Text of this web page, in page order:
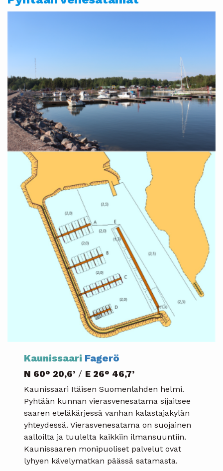
Kaunissaari Fagerö
N 60° 20,6’ / E 26° 46,7’
Kaunissaari Itäisen Suomenlahden helmi.
Pyhtään kunnan vierasvenesatama sijaitsee
saaren eteläkärjessä vanhan kalastajakylän
yhteydessä. Vierasvenesatama on suojainen
aalloilta ja tuulelta kaikkiin ilmansuuntiin.
Kaunissaaren monipuoliset palvelut ovat
lyhyen kävelymatkan päässä satamasta.